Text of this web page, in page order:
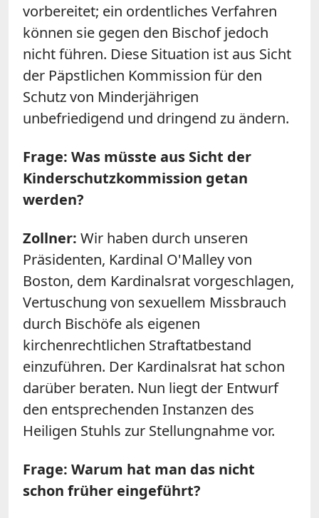
vorbereitet; ein ordentliches Verfahren
können sie gegen den Bischof jedoch
nicht führen. Diese Situation ist aus Sicht
der Päpstlichen Kommission für den
Schutz von Minderjährigen
unbefriedigend und dringend zu ändern.
Frage: Was müsste aus Sicht der
Kinderschutzkommission getan
werden?
Zollner: Wir haben durch unseren
Präsidenten, Kardinal O'Malley von
Boston, dem Kardinalsrat vorgeschlagen,
Vertuschung von sexuellem Missbrauch
durch Bischöfe als eigenen
kirchenrechtlichen Straftatbestand
einzuführen. Der Kardinalsrat hat schon
darüber beraten. Nun liegt der Entwurf
den entsprechenden Instanzen des
Heiligen Stuhls zur Stellungnahme vor.
Frage: Warum hat man das nicht
schon früher eingeführt?